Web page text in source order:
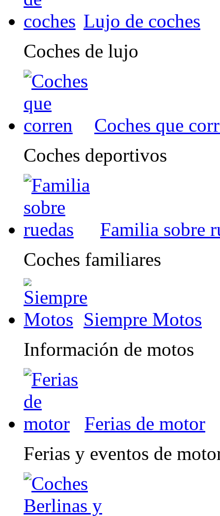
Lujo de coches
Coches de lujo
Coches que
Coches deportivos
Familia sobre
Coches familiares
Siempre Motos
Información de motos
Ferias de motor
Ferias y eventos de